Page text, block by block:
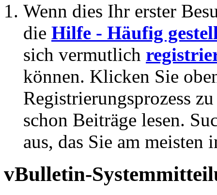
Wenn dies Ihr erster
die Hilfe - Häufig
sich vermutlich
können. Klicken Sie
Registrierungsprozess
schon Beiträge lesen.
aus, das Sie am meisten
vBulletin-